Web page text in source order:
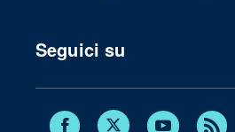
Seguici su
Facebook Twitter Youtube